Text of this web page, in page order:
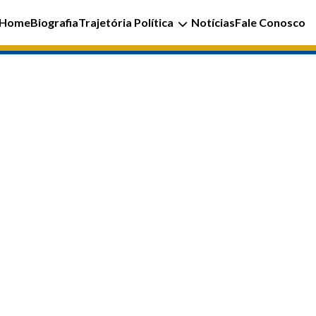
BiografiaTrajetória Política NotíciasFale Conosco